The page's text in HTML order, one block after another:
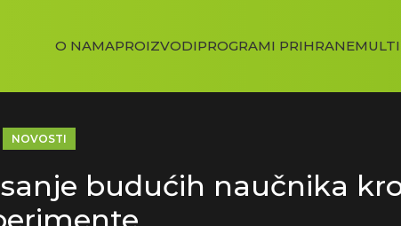
O NAMAPROIZVODIPROGRAMI PRIHRANE
NOVOSTI
budućih naučnika